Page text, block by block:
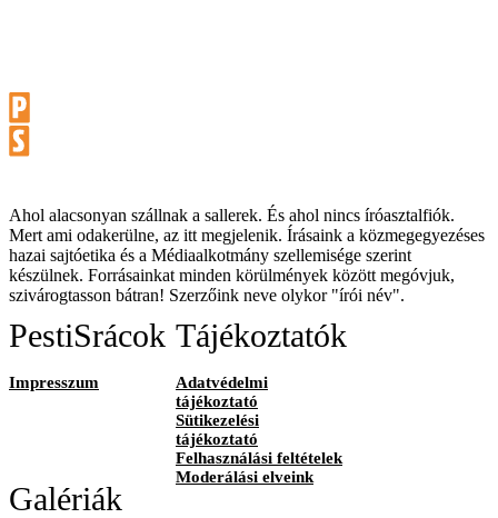
Ahol alacsonyan szállnak a sallerek. És ahol nincs íróasztalfiók.
Mert ami odakerülne, az itt megjelenik. Írásaink a közmegegyezéses
hazai sajtóetika és a Médiaalkotmány szellemisége szerint
készülnek. Forrásainkat minden körülmények között megóvjuk,
szivárogtasson bátran! Szerzőink neve olykor "írói név".
PestiSrácok
Impresszum
Tájékoztatók
Adatvédelmi
tájékoztató
Sütikezelési
tájékoztató
Felhasználási feltételek
Moderálási elveink
Galériák